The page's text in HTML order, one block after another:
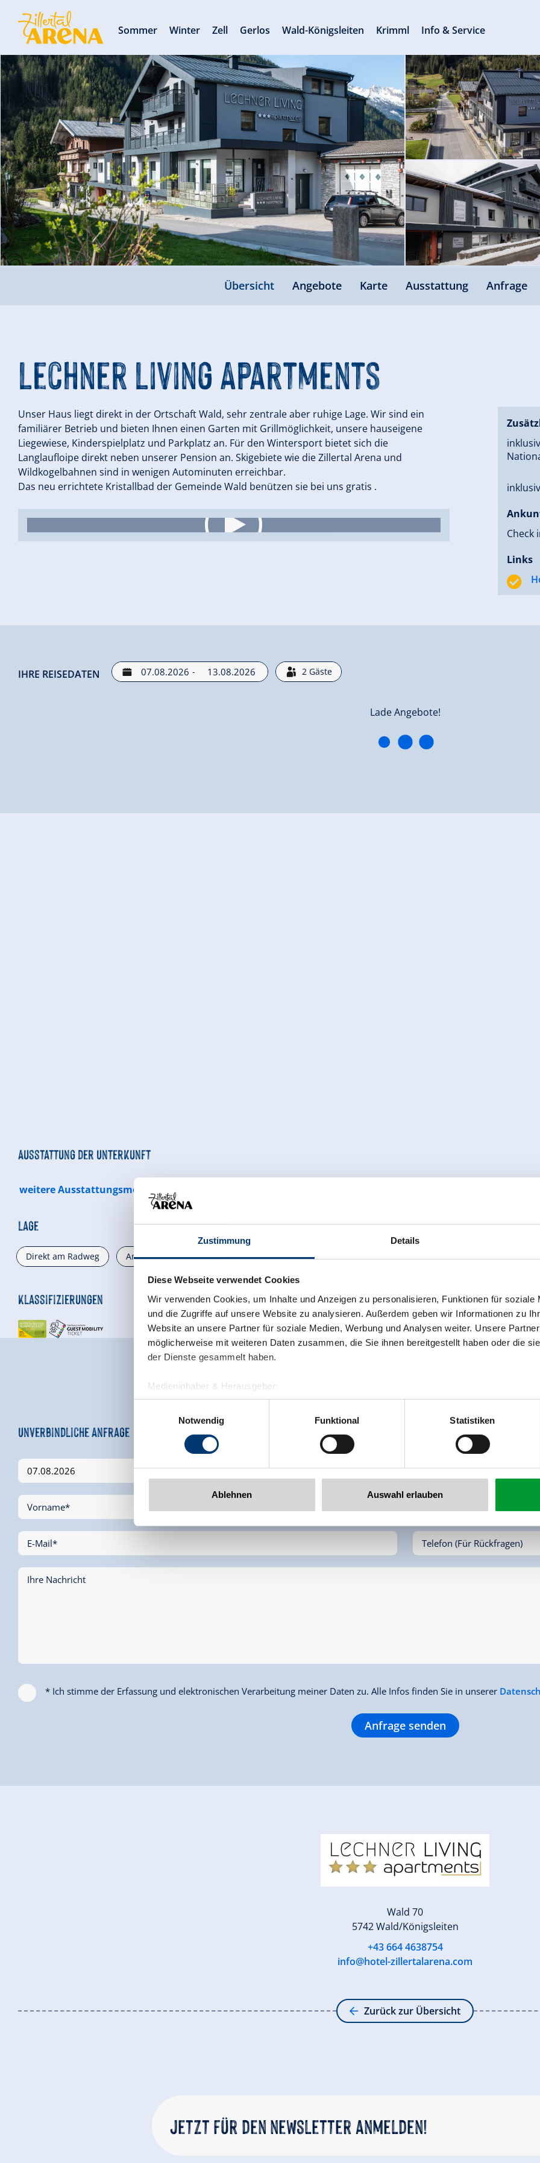
Zustimmung Details
Diese Webseite verwendet Cookies
Wir verwenden Cookies, um Inhalte und Anzeigen zu personalisieren, Funktionen für soziale
und die Zugriffe auf unsere Website zu analysieren. Außerdem geben wir Informationen zu
Website an unsere Partner für soziale Medien, Werbung und Analysen weiter. Unsere
möglicherweise mit weiteren Daten zusammen, die Sie ihnen bereitgestellt haben oder die
der Dienste gesammelt haben.
Medieninhaber & Herausgeber:
Zeller Bergbahnen Zillertal GmbH & Co KG
Rohr 23// A-6280 Zell am Ziller
www.zillertalarena.com
Notwendig
Funktional Statistiken
Ablehnen Auswahl erlauben
Übersicht Angebote Karte Ausstattung Anfrage
Lechner Living Apartments
Unser Haus liegt direkt in der Ortschaft Wald, sehr zentrale aber ruhige Lage. Wir sind ein
familiärer Betrieb und bieten Ihnen einen Garten mit Grillmöglichkeit, unsere hauseigene
Liegewiese, Kinderspielplatz und Parkplatz an. Für den Wintersport bietet sich die
Langlaufloipe direkt neben unserer Pension an. Skigebiete wie die Zillertal Arena und
Wildkogelbahnen sind in wenigen Autominuten erreichbar.
Das neu errichtete Kristallbad der Gemeinde Wald benützen sie bei uns gratis .
Check
Links
IHRE REISEDATEN - 2 Gäste
Lade Angebote!
Ausstattung der Unterkunft
weitere Ausstattungsmerkmale
Lage
Direkt am Radweg Am Wanderweg Zentrale Lage Ruhige Lage Direkt an der Loipe
Klassifizierungen
Unverbindliche Anfrage
Vorname*
E-Mail* Telefon (Für Rückfragen)
Ihre Nachricht
* Ich stimme der Erfassung und elektronischen Verarbeitung meiner Daten zu. Alle Infos finden Sie in unserer
Anfrage senden
Wald 70
5742 Wald/Königsleiten
+43 664 4638754
info@hotel-zillertalarena.com
Zurück zur Übersicht
Jetzt für den newsletter anmelden!
Sommer Winter Zell Gerlos Wald-Königsleiten Krimml Info & Service